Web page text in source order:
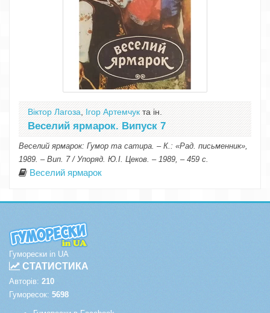
Віктор Лагоза Ігор Артемчук та ін.
Веселий ярмарок. Випуск 7
Веселий ярмарок: Гумор та сатира. – К.: «Рад. письменник»,
1989. – Вип. 7 / Упоряд. Ю.І. Цеков. – 1989, – 459 с.
Веселий ярмарок
Гуморески in UA
СТАТИСТИКА
Авторів: 210
Гуморесок: 5698